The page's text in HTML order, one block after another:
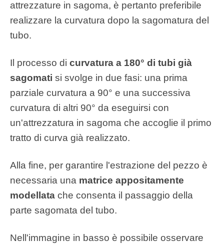
attrezzature in sagoma, è pertanto preferibile
realizzare la curvatura dopo la sagomatura del
tubo.
Il processo di curvatura a 180° di tubi già
sagomati si svolge in due fasi: una prima
parziale curvatura a 90° e una successiva
curvatura di altri 90° da eseguirsi con
un'attrezzatura in sagoma che accoglie il primo
tratto di curva già realizzato.
Alla fine, per garantire l'estrazione del pezzo è
necessaria una matrice appositamente
modellata che consenta il passaggio della
parte sagomata del tubo.
Nell'immagine in basso è possibile osservare